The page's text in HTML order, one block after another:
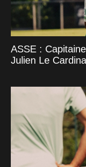
ASSE :
Julien Le